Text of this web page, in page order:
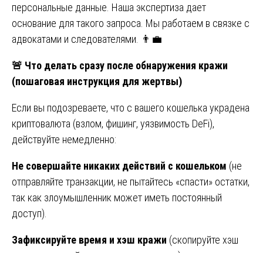
персональные данные. Наша экспертиза дает
основание для такого запроса. Мы работаем в связке с
адвокатами и следователями. 👨‍💼
🚨 Что делать сразу после обнаружения кражи
(пошаговая инструкция для жертвы)
Если вы подозреваете, что с вашего кошелька украдена
криптовалюта (взлом, фишинг, уязвимость DeFi),
действуйте немедленно:
Не совершайте никаких действий с кошельком (не
отправляйте транзакции, не пытайтесь «спасти» остатки,
так как злоумышленник может иметь постоянный
доступ).
Зафиксируйте время и хэш кражи (скопируйте хэш